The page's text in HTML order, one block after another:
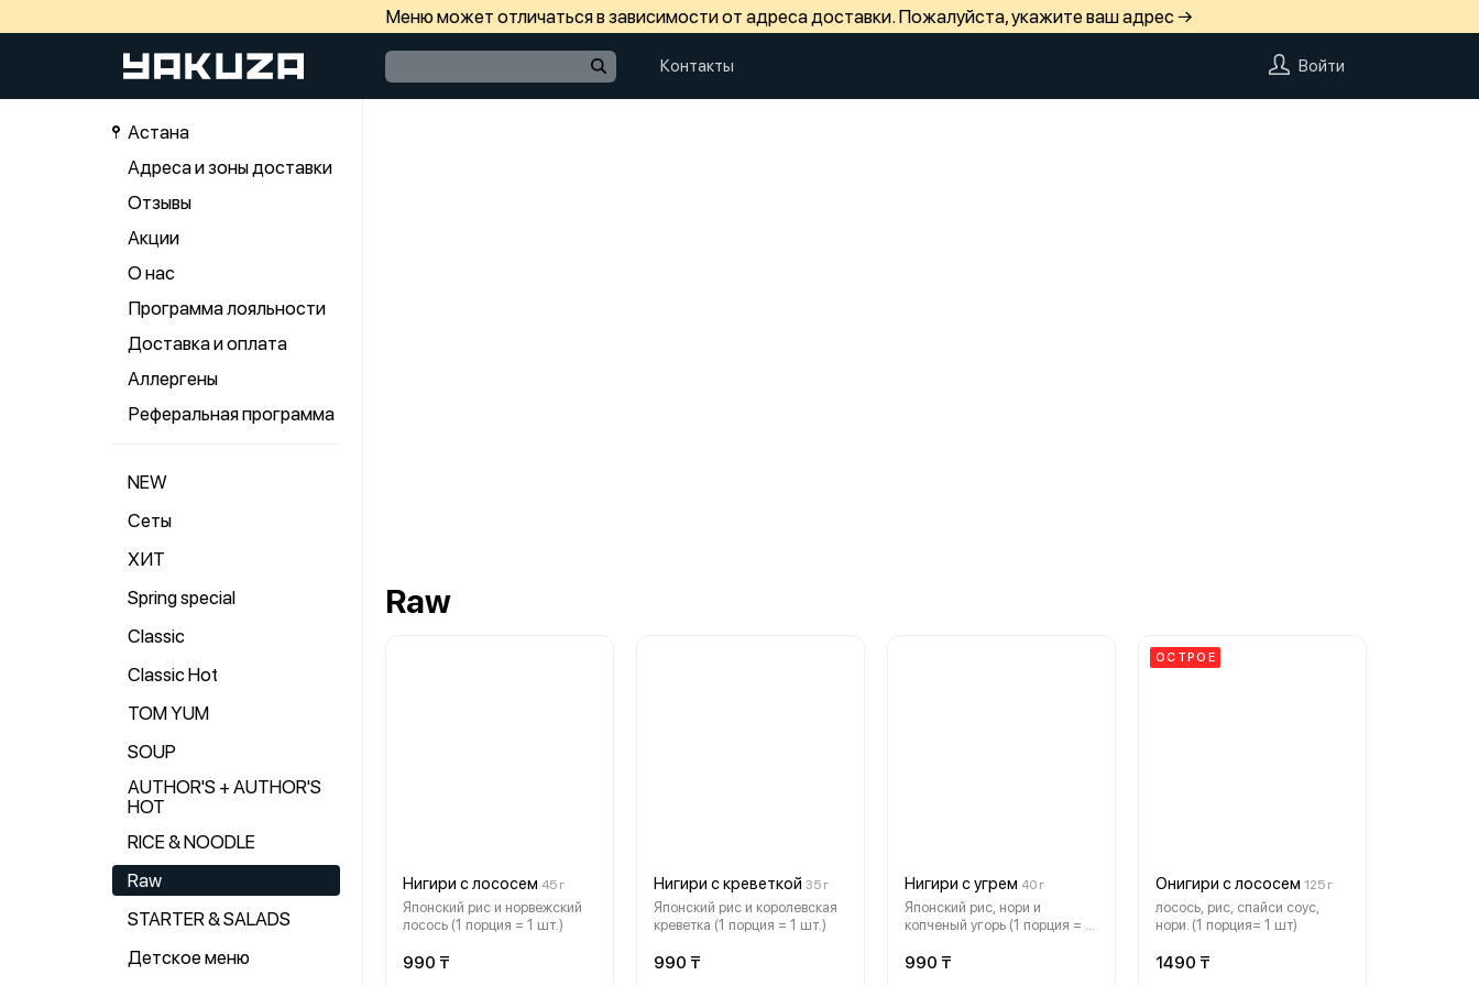
Меню может отличаться в зависимости от адреса доставки. Пожалуйста, укажите ваш адрес →
Контакты Войти
Астана
Адреса и зоны доставки
Отзывы
Акции
О нас
Программа лояльности
Доставка и оплата
Аллергены
Реферальная программа
NEW
Сеты
ХИТ
Spring special
Classic
Classic Hot
TOM YUM
SOUP
AUTHOR'S + AUTHOR'S
HOT
RICE & NOODLE
Raw
STARTER & SALADS
Детское меню
Raw
Нигири с лососем 45 г
Японский рис и норвежский
лосось (1 порция = 1 шт.)
990 ₸
Нигири с креветкой 35 г
Японский рис и королевская
креветка (1 порция = 1 шт.)
990 ₸
Нигири с угрем 40 г
Японский рис, нори и
копченый угорь (1 порция = 1
копченный угорь может
990 ₸
ОСТРОЕ
Онигири с лососем 125 г
лосось, рис, спайси соус,
нори. (1 порция= 1 шт)
1490 ₸